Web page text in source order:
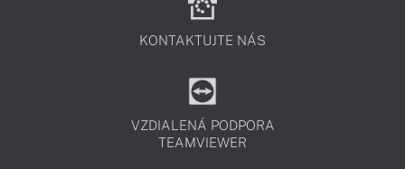
KONTAKTUJTE NÁS
VZDIALENÁ PODPORA
TEAMVIEWER